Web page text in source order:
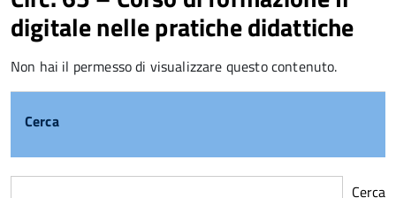
digitale nelle pratiche didattiche
Non hai il permesso di visualizzare questo contenuto.
Cerca
Cerca